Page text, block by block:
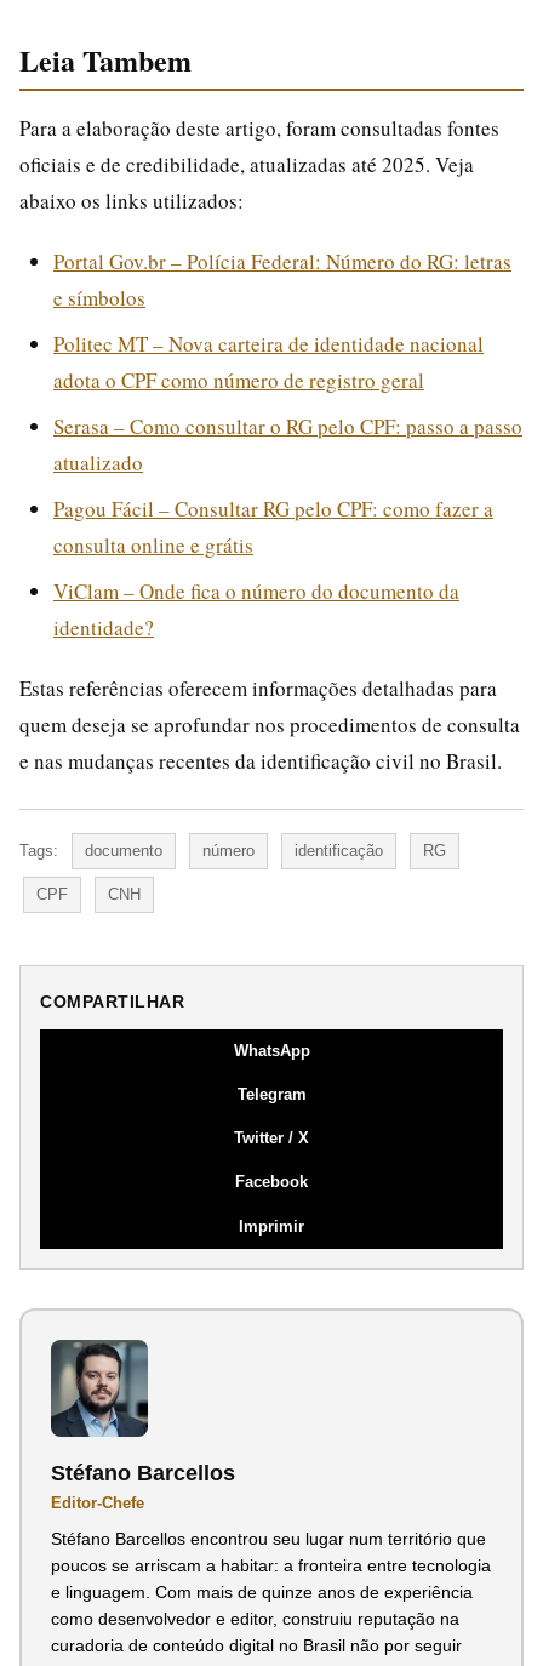
Leia Tambem
Para a elaboração deste artigo, foram consultadas fontes
oficiais e de credibilidade, atualizadas até 2025. Veja
abaixo os links utilizados:
Portal Gov.br – Polícia Federal: Número do RG: letras
e símbolos
Politec MT – Nova carteira de identidade nacional
adota o CPF como número de registro geral
Serasa – Como consultar o RG pelo CPF: passo a passo
atualizado
Pagou Fácil – Consultar RG pelo CPF: como fazer a
consulta online e grátis
ViClam – Onde fica o número do documento da
identidade?
Estas referências oferecem informações detalhadas para
quem deseja se aprofundar nos procedimentos de consulta
e nas mudanças recentes da identificação civil no Brasil.
Tags: documento número identificação RG
CPF CNH
COMPARTILHAR
WhatsApp
Telegram
Twitter / X
Facebook
Imprimir
Stéfano Barcellos
Editor-Chefe
Stéfano Barcellos encontrou seu lugar num território que
poucos se arriscam a habitar: a fronteira entre tecnologia
e linguagem. Com mais de quinze anos de experiência
como desenvolvedor e editor, construiu reputação na
curadoria de conteúdo digital no Brasil não por seguir